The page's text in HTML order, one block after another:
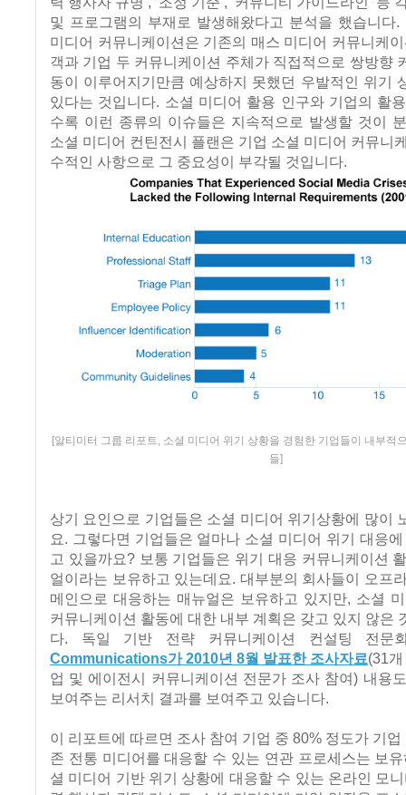
및 프로그램의 부재로 발생해왔다고 분석을 했습니다
미디어 커뮤니케이션은 기존의 매스 미디어 커뮤니케
객과 기업 두 커뮤니케이션 주체가 직접적으로 쌍방향
동이 이루어지기만큼 예상하지 못했던 우발적인 위기
있다는 것입니다. 소셜 미디어 활용 인구와 기업의 활
수록 이런 종류의 이슈들은 지속적으로 발생할 것이
소셜 미디어 컨틴전시 플랜은 기업 소셜 미디어 커뮤니
수적인 사항으로 그 중요성이 부각될 것입니다.
[알티미터 그룹 리포트, 소셜 미디어 위기 상황을 경험한 기업들이 내부적
들]
상기 요인으로 기업들은 소셜 미디어 위기상황에 많이
요. 그렇다면 기업들은 얼마나 소셜 미디어 위기 대응
고 있을까요? 보통 기업들은 위기 대응 커뮤니케이션
얼이라는 보유하고 있는데요. 대부분의 회사들이 오프
메인으로 대응하는 매뉴얼은 보유하고 있지만, 소셜
커뮤니케이션 활동에 대한 내부 계획은 갖고 있지 않은
다. 독일 기반 전략 커뮤니케이션 컨설팅 전문
Communications가 2010년 8월 발표한 조사자료(31
업 및 에이전시 커뮤니케이션 전문가 조사 참여) 내용
보여주는 리서치 결과를 보여주고 있습니다.
이 리포트에 따르면 조사 참여 기업 중 80% 정도가 기
존 전통 미디어를 대응할 수 있는 연관 프로세스는 보
셜 미디어 기반 위기 상황에 대응할 수 있는 온라인 모